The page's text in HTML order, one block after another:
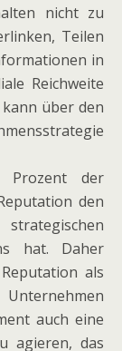
nicht zu
Teilen
in
Reichweite
über den
Prozent der
den
hat. Daher
als
auch eine
agieren, das